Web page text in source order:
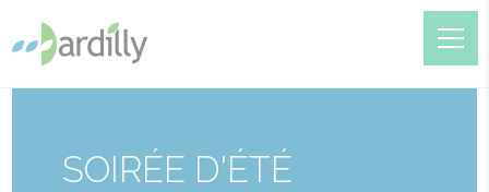
SOIRÉE D'ÉTÉ